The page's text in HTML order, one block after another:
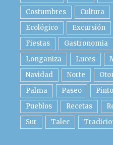
Costumbres
Cultura
Ecológico
Excursión
Fiestas
Gastronomia
Longaniza
Luces
Navidad
Norte
Palma
Paseo
Pueblos
Recetas
Sur
Talec